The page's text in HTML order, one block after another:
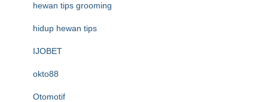
hewan tips grooming
hidup hewan tips
IJOBET
okto88
Otomotif